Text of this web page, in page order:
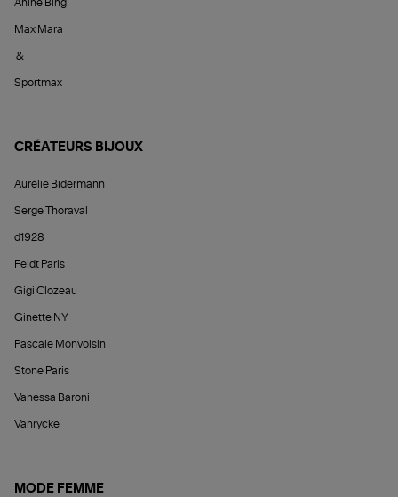
Anine Bing
Max Mara
&
Sportmax
CRÉATEURS BIJOUX
Aurélie Bidermann
Serge Thoraval
d1928
Feidt Paris
Gigi Clozeau
Ginette NY
Pascale Monvoisin
Stone Paris
Vanessa Baroni
Vanrycke
MODE FEMME